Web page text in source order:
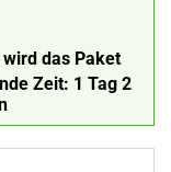
das Paket
Zeit: 1 Tag 2